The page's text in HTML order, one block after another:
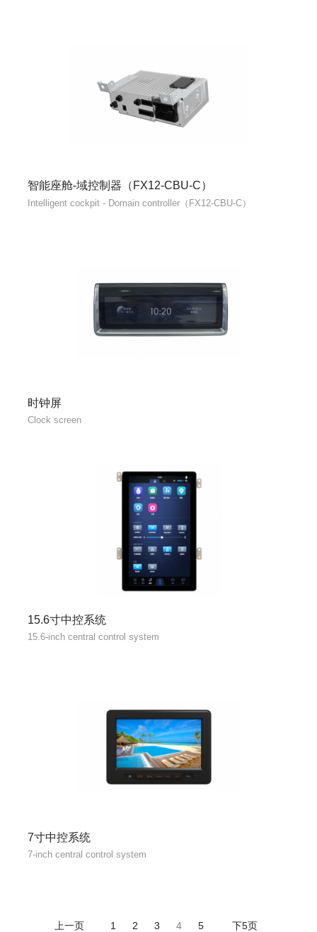
智能座舱-域控制器（FX12-CBU-C）
Intelligent cockpit - Domain controller（FX12-CBU-C）
时钟屏
Clock screen
15.6寸中控系统
15.6-inch central control system
7寸中控系统
7-inch central control system
上一页 1 2 3 4 5
下5页